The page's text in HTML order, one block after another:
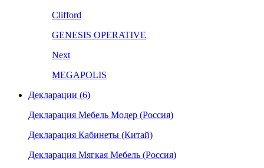
Clifford
GENESIS OPERATIVE
Next
MEGAPOLIS
Декларации (6)
Декларация Мебель Модер (Россия)
Декларация Кабинеты (Китай)
Декларация Мягкая Мебель (Россия)